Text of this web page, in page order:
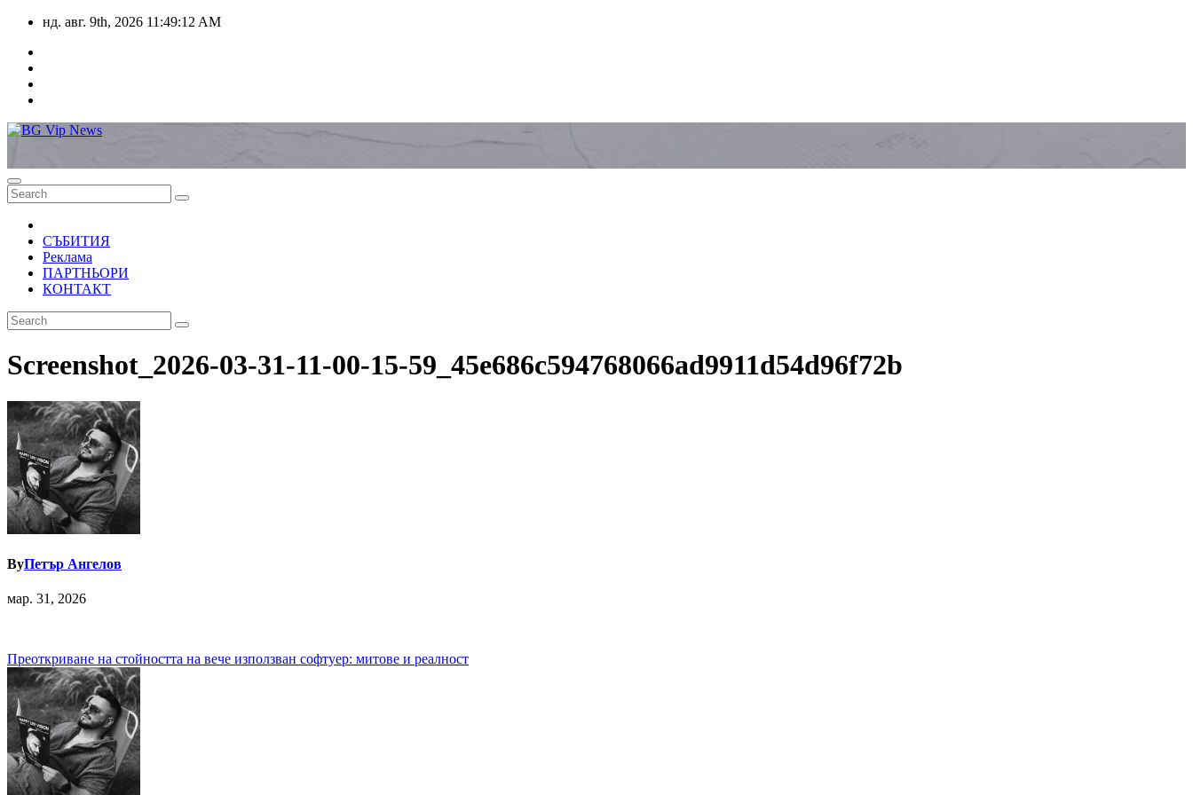
Skip
content
нд. авг. 9th, 2026 11:49:12 AM
СЪБИТИЯ
Реклама
ПАРТНЬОРИ
КОНТАКТ
Screenshot_2026-03-31-11-00-15-59_45e686c594768066ad9911d54d96f72b
ByПетър Ангелов
мар. 31, 2026
Навигация
Преоткриване на стойността на вече използван софтуер: митове и реалност